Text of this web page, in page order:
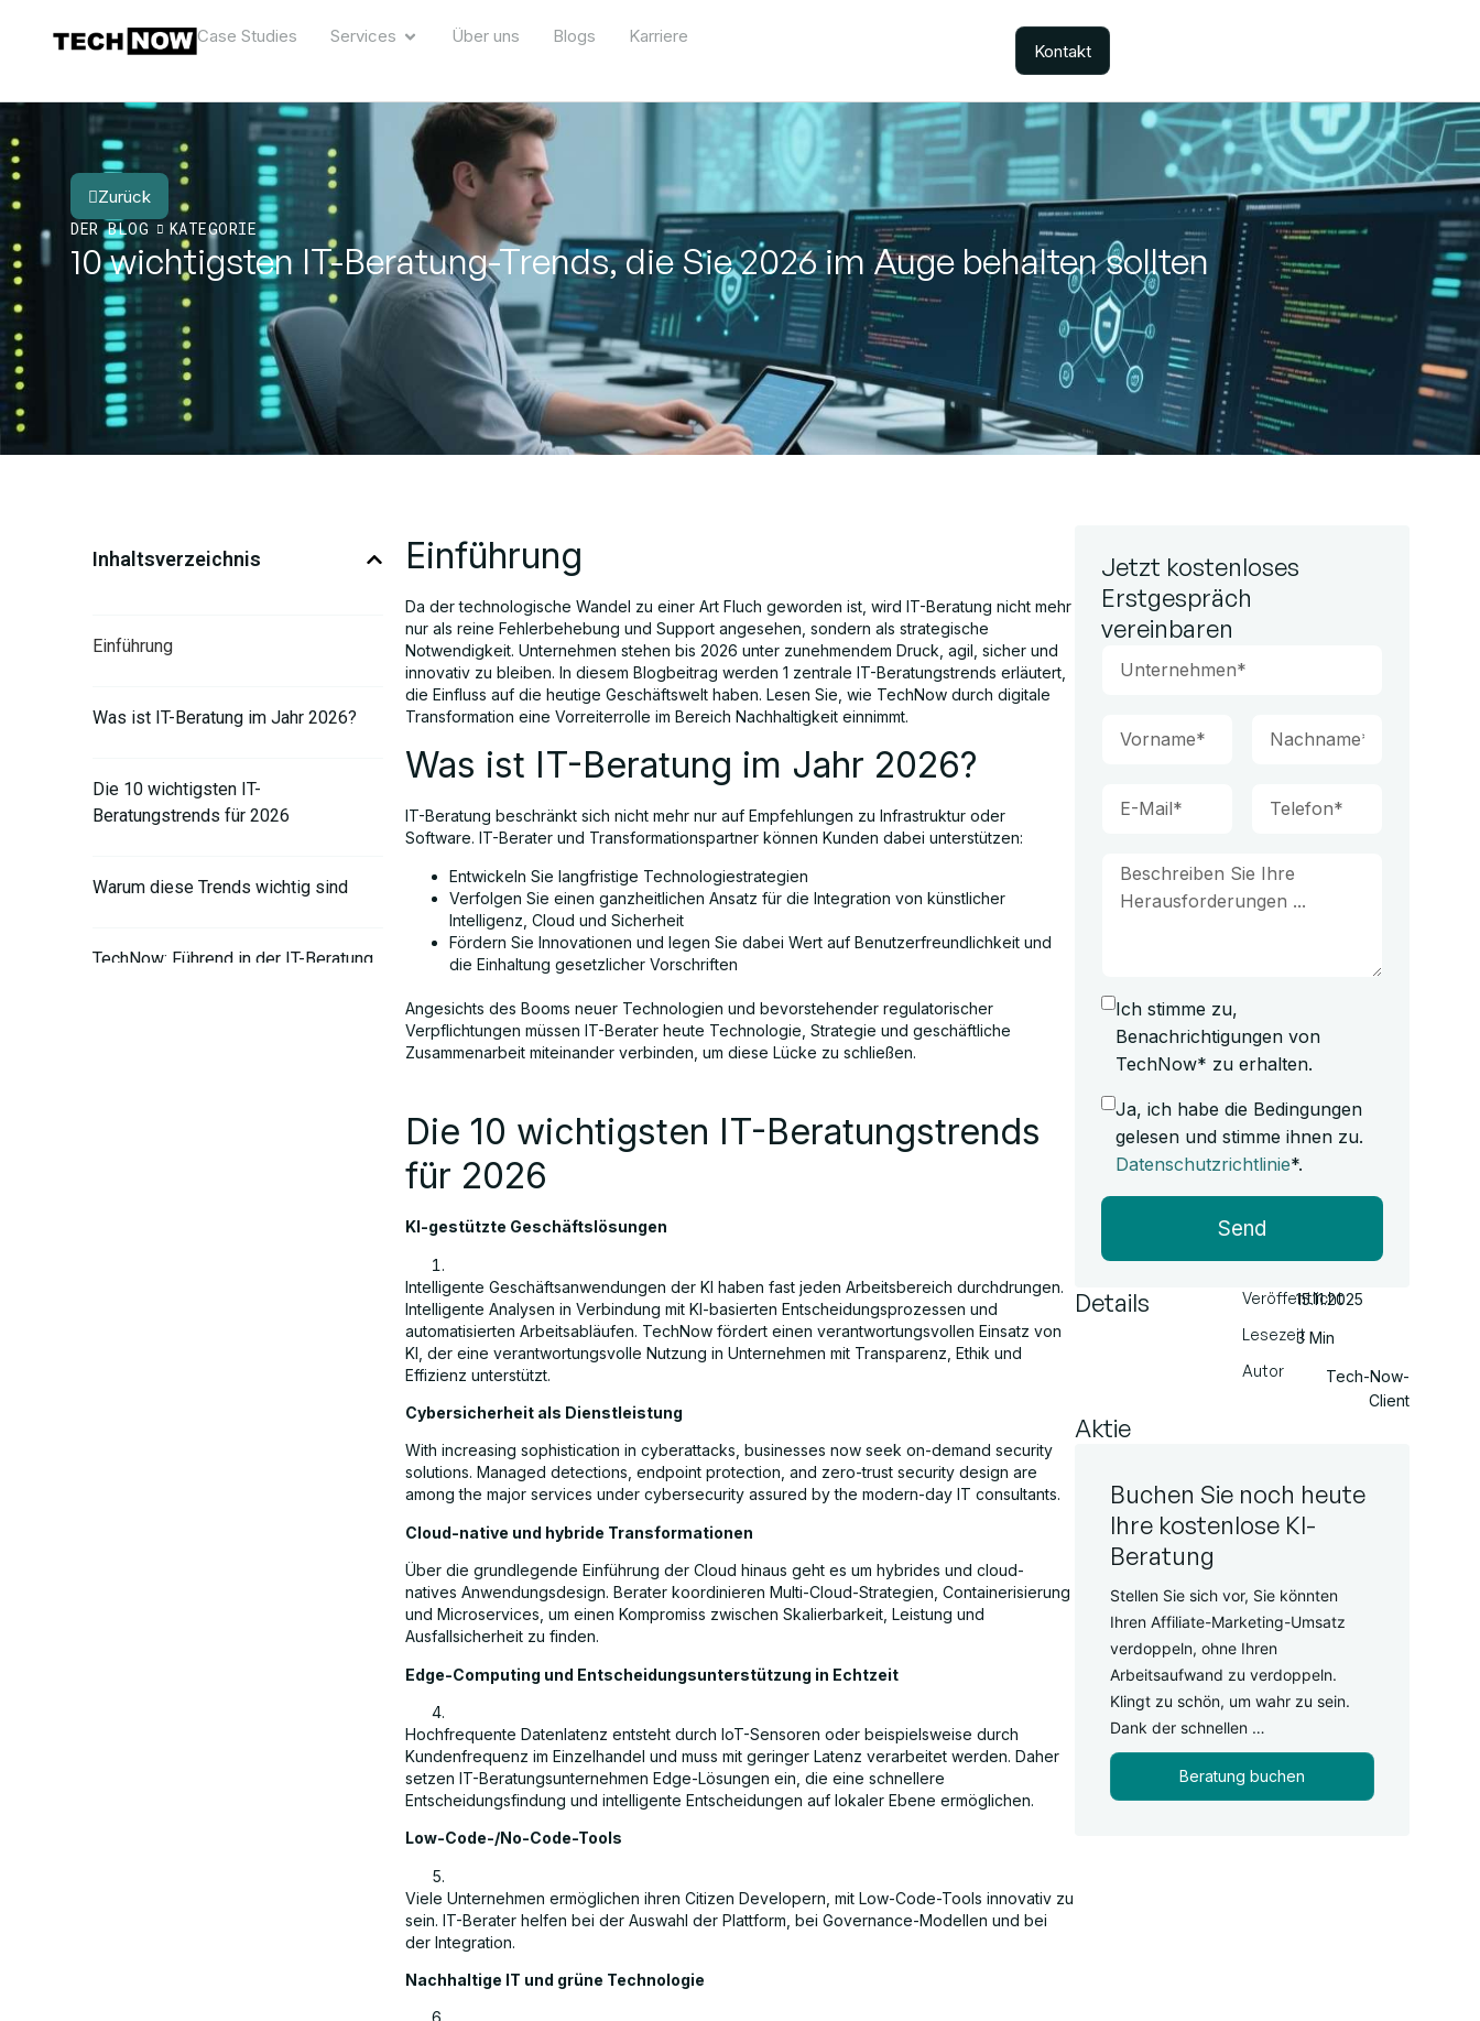
Case Studies Services Über uns Blogs Karriere
Kontakt
Zurück
DER BLOG
KATEGORIE
10 wichtigsten IT-Beratung-Trends, die Sie 2026 im Auge behalten sollten
Inhaltsverzeichnis
Einführung
Was ist IT-Beratung im Jahr 2026?
Die 10 wichtigsten IT-
Beratungstrends für 2026
Warum diese Trends wichtig sind
TechNow: Führend in der IT-Beratung
Einführung
Da der technologische Wandel zu einer Art Fluch geworden ist, wird IT-Beratung nicht mehr
nur als reine Fehlerbehebung und Support angesehen, sondern als strategische
Notwendigkeit. Unternehmen stehen bis 2026 unter zunehmendem Druck, agil, sicher und
innovativ zu bleiben. In diesem Blogbeitrag werden 1 zentrale IT-Beratungstrends erläutert,
die Einfluss auf die heutige Geschäftswelt haben. Lesen Sie, wie TechNow durch digitale
Transformation eine Vorreiterrolle im Bereich Nachhaltigkeit einnimmt.
Was ist IT-Beratung im Jahr 2026?
IT-Beratung beschränkt sich nicht mehr nur auf Empfehlungen zu Infrastruktur oder
Software. IT-Berater und Transformationspartner können Kunden dabei unterstützen:
Entwickeln Sie langfristige Technologiestrategien
Verfolgen Sie einen ganzheitlichen Ansatz für die Integration von künstlicher
Intelligenz, Cloud und Sicherheit
Fördern Sie Innovationen und legen Sie dabei Wert auf Benutzerfreundlichkeit und
die Einhaltung gesetzlicher Vorschriften
Angesichts des Booms neuer Technologien und bevorstehender regulatorischer
Verpflichtungen müssen IT-Berater heute Technologie, Strategie und geschäftliche
Zusammenarbeit miteinander verbinden, um diese Lücke zu schließen.
Die 10 wichtigsten IT-Beratungstrends
für 2026
KI-gestützte Geschäftslösungen
Intelligente Geschäftsanwendungen der KI haben fast jeden Arbeitsbereich durchdrungen.
Intelligente Analysen in Verbindung mit KI-basierten Entscheidungsprozessen und
automatisierten Arbeitsabläufen. TechNow fördert einen verantwortungsvollen Einsatz von
KI, der eine verantwortungsvolle Nutzung in Unternehmen mit Transparenz, Ethik und
Effizienz unterstützt.
Cybersicherheit als Dienstleistung
With increasing sophistication in cyberattacks, businesses now seek on-demand security
solutions. Managed detections, endpoint protection, and zero-trust security design are
among the major services under cybersecurity assured by the modern-day IT consultants.
Cloud-native und hybride Transformationen
Über die grundlegende Einführung der Cloud hinaus geht es um hybrides und cloud-
natives Anwendungsdesign. Berater koordinieren Multi-Cloud-Strategien, Containerisierung
und Microservices, um einen Kompromiss zwischen Skalierbarkeit, Leistung und
Ausfallsicherheit zu finden.
Edge-Computing und Entscheidungsunterstützung in Echtzeit
Hochfrequente Datenlatenz entsteht durch IoT-Sensoren oder beispielsweise durch
Kundenfrequenz im Einzelhandel und muss mit geringer Latenz verarbeitet werden. Daher
setzen IT-Beratungsunternehmen Edge-Lösungen ein, die eine schnellere
Entscheidungsfindung und intelligente Entscheidungen auf lokaler Ebene ermöglichen.
Low-Code-/No-Code-Tools
Viele Unternehmen ermöglichen ihren Citizen Developern, mit Low-Code-Tools innovativ zu
sein. IT-Berater helfen bei der Auswahl der Plattform, bei Governance-Modellen und bei
der Integration.
Nachhaltige IT und grüne Technologie
Jetzt kostenloses
Erstgespräch
vereinbaren
Ich stimme zu,
Benachrichtigungen von
TechNow* zu erhalten.
Ja, ich habe die Bedingungen
gelesen und stimme ihnen zu.
Datenschutzrichtlinie*.
Send
Details
Veröffentlicht
Lesezeit
Autor
15.11.2025
3 Min
Tech-Now-
Client
Aktie
Buchen Sie noch heute
Ihre kostenlose KI-
Beratung
Stellen Sie sich vor, Sie könnten
Ihren Affiliate-Marketing-Umsatz
verdoppeln, ohne Ihren
Arbeitsaufwand zu verdoppeln.
Klingt zu schön, um wahr zu sein.
Dank der schnellen …
Beratung buchen